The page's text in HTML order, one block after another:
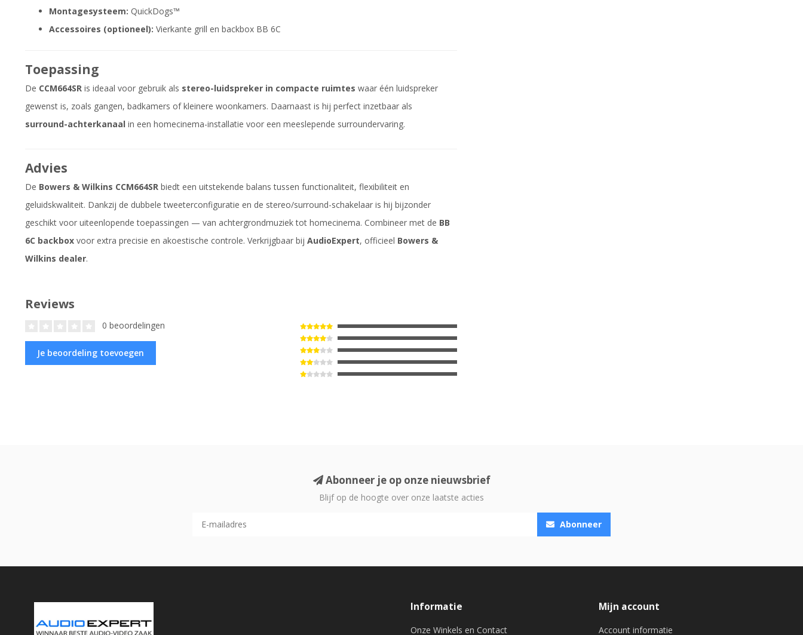
Montagesysteem: QuickDogs™
Accessoires (optioneel): Vierkante grill en backbox BB 6C
Toepassing
De CCM664SR is ideaal voor gebruik als stereo-luidspreker in compacte ruimtes waar één luidspreker
gewenst is, zoals gangen, badkamers of kleinere woonkamers. Daarnaast is hij perfect inzetbaar als
surround-achterkanaal in een homecinema-installatie voor een meeslepende surroundervaring.
Advies
De Bowers & Wilkins CCM664SR biedt een uitstekende balans tussen functionaliteit, flexibiliteit en
geluidskwaliteit. Dankzij de dubbele tweeterconfiguratie en de stereo/surround-schakelaar is hij bijzonder
geschikt voor uiteenlopende toepassingen — van achtergrondmuziek tot homecinema. Combineer met de BB
6C backbox voor extra precisie en akoestische controle. Verkrijgbaar bij AudioExpert, officieel Bowers &
Wilkins dealer.
Reviews
0 beoordelingen
Je beoordeling toevoegen
Abonneer je op onze nieuwsbrief
Blijf op de hoogte over onze laatste acties
Abonneer
Informatie
Onze Winkels en Contact
Mijn account
Account informatie